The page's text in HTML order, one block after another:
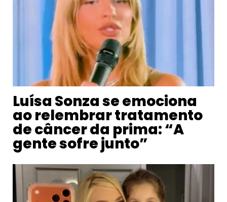
Luísa Sonza se emociona
ao relembrar tratamento
de câncer da prima: “A
gente sofre junto”